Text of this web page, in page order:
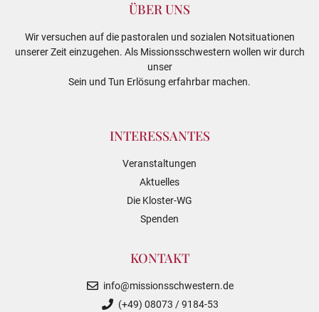
ÜBER UNS
Wir versuchen auf die pastoralen und sozialen Notsituationen
unserer Zeit einzugehen. Als Missionsschwestern wollen wir durch
unser
Sein und Tun Erlösung erfahrbar machen.
INTERESSANTES
Veranstaltungen
Aktuelles
Die Kloster-WG
Spenden
KONTAKT
info@missionsschwestern.de
(+49) 08073 / 9184-53